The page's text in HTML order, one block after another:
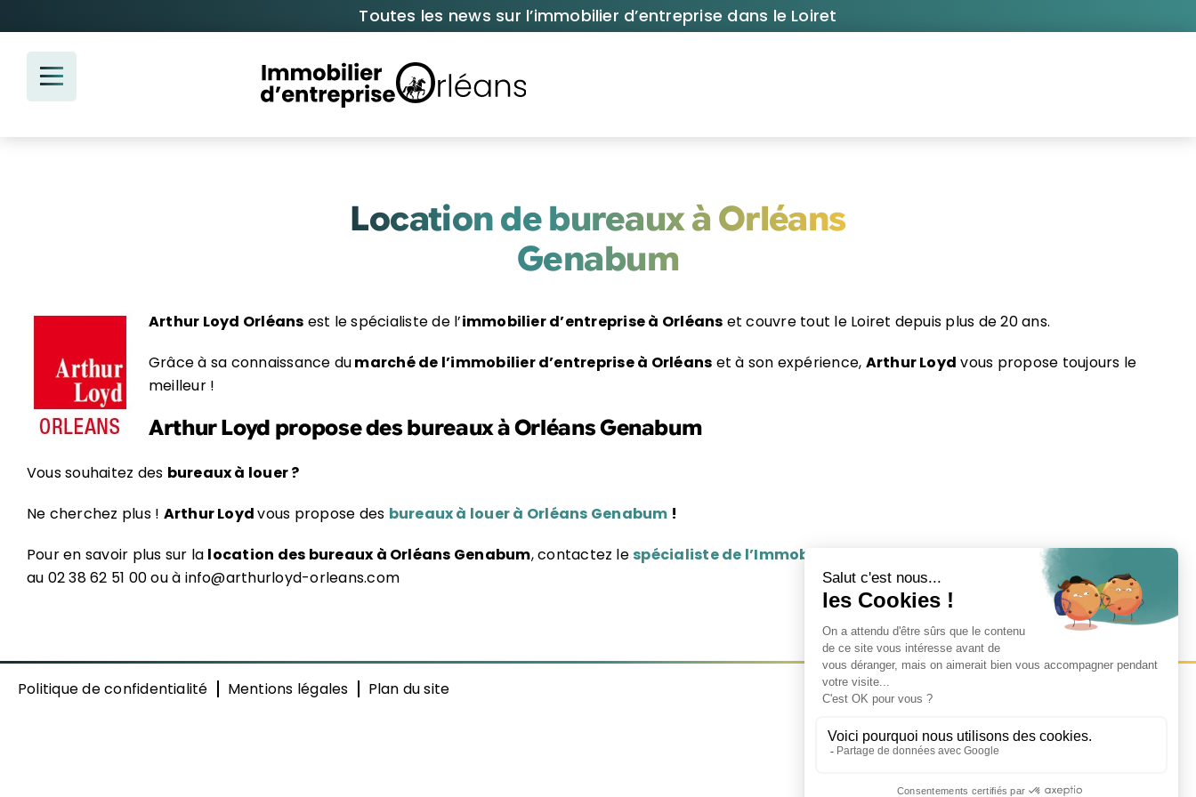
au
contenu
Toutes les news sur l’immobilier d’entreprise dans le Loiret
Location de bureaux à Orléans
Genabum
Arthur Loyd Orléans est le spécialiste de l’immobilier d’entreprise à Orléans et couvre tout le Loiret depuis plus de 20 ans.
Grâce à sa connaissance dumarché de l’immobilier d’entreprise à Orléans et à son expérience, Arthur Loyd vous propose toujours le
meilleur !
Arthur Loyd propose des bureaux à Orléans Genabum
Vous souhaitez des bureaux à louer ?
Ne cherchez plus ! Arthur Loydvous propose des bureaux à louer à Orléans Genabum !
Pour en savoir plus sur la location des bureaux à Orléans Genabum, contactez le spécialiste de l’Immobilier d’Entreprise et Commercial
au 02 38 62 51 00 ou à info@arthurloyd-orleans.com
Politique de confidentialité Mentions légales Plan du site